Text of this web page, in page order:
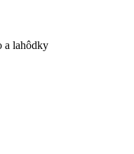
a lahôdky